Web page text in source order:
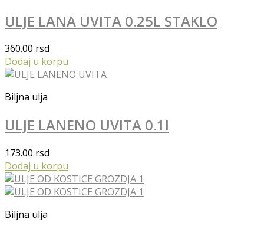
ULJE LANA UVITA 0.25L STAKLO
360.00 rsd
Dodaj u korpu
Biljna ulja
ULJE LANENO UVITA 0.1l
173.00 rsd
Dodaj u korpu
Biljna ulja